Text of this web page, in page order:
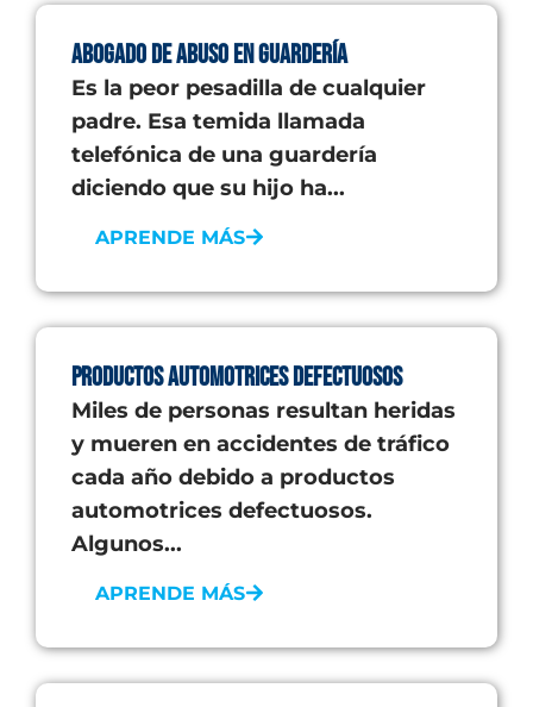
Abogado de abuso en guardería
Es la peor pesadilla de cualquier
padre. Esa temida llamada
telefónica de una guardería
diciendo que su hijo ha...
APRENDE MÁS
Productos automotrices defectuosos
Miles de personas resultan heridas
y mueren en accidentes de tráfico
cada año debido a productos
automotrices defectuosos.
Algunos...
APRENDE MÁS